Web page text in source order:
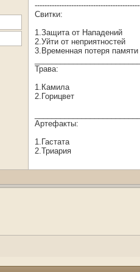
Свитки:
1.Защита от Нападений
2.Уйти от неприятностей
3.Временная потеря памяти
Трава:
1.Камила
2.Горицвет
Артефакты:
1.Гастата
2.Триария